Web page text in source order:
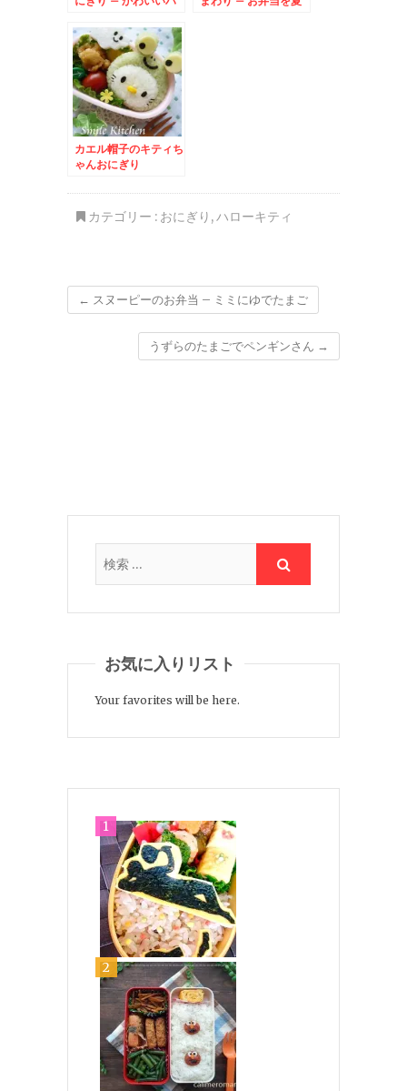
カエル帽子のキティち
ゃんおにぎり
カテゴリー : おにぎり ,ハローキティ
← スヌーピーのお弁当 – ミミにゆでたまご
うずらのたまごでペンギンさん →
お気に入りリスト
Your favorites will be here.